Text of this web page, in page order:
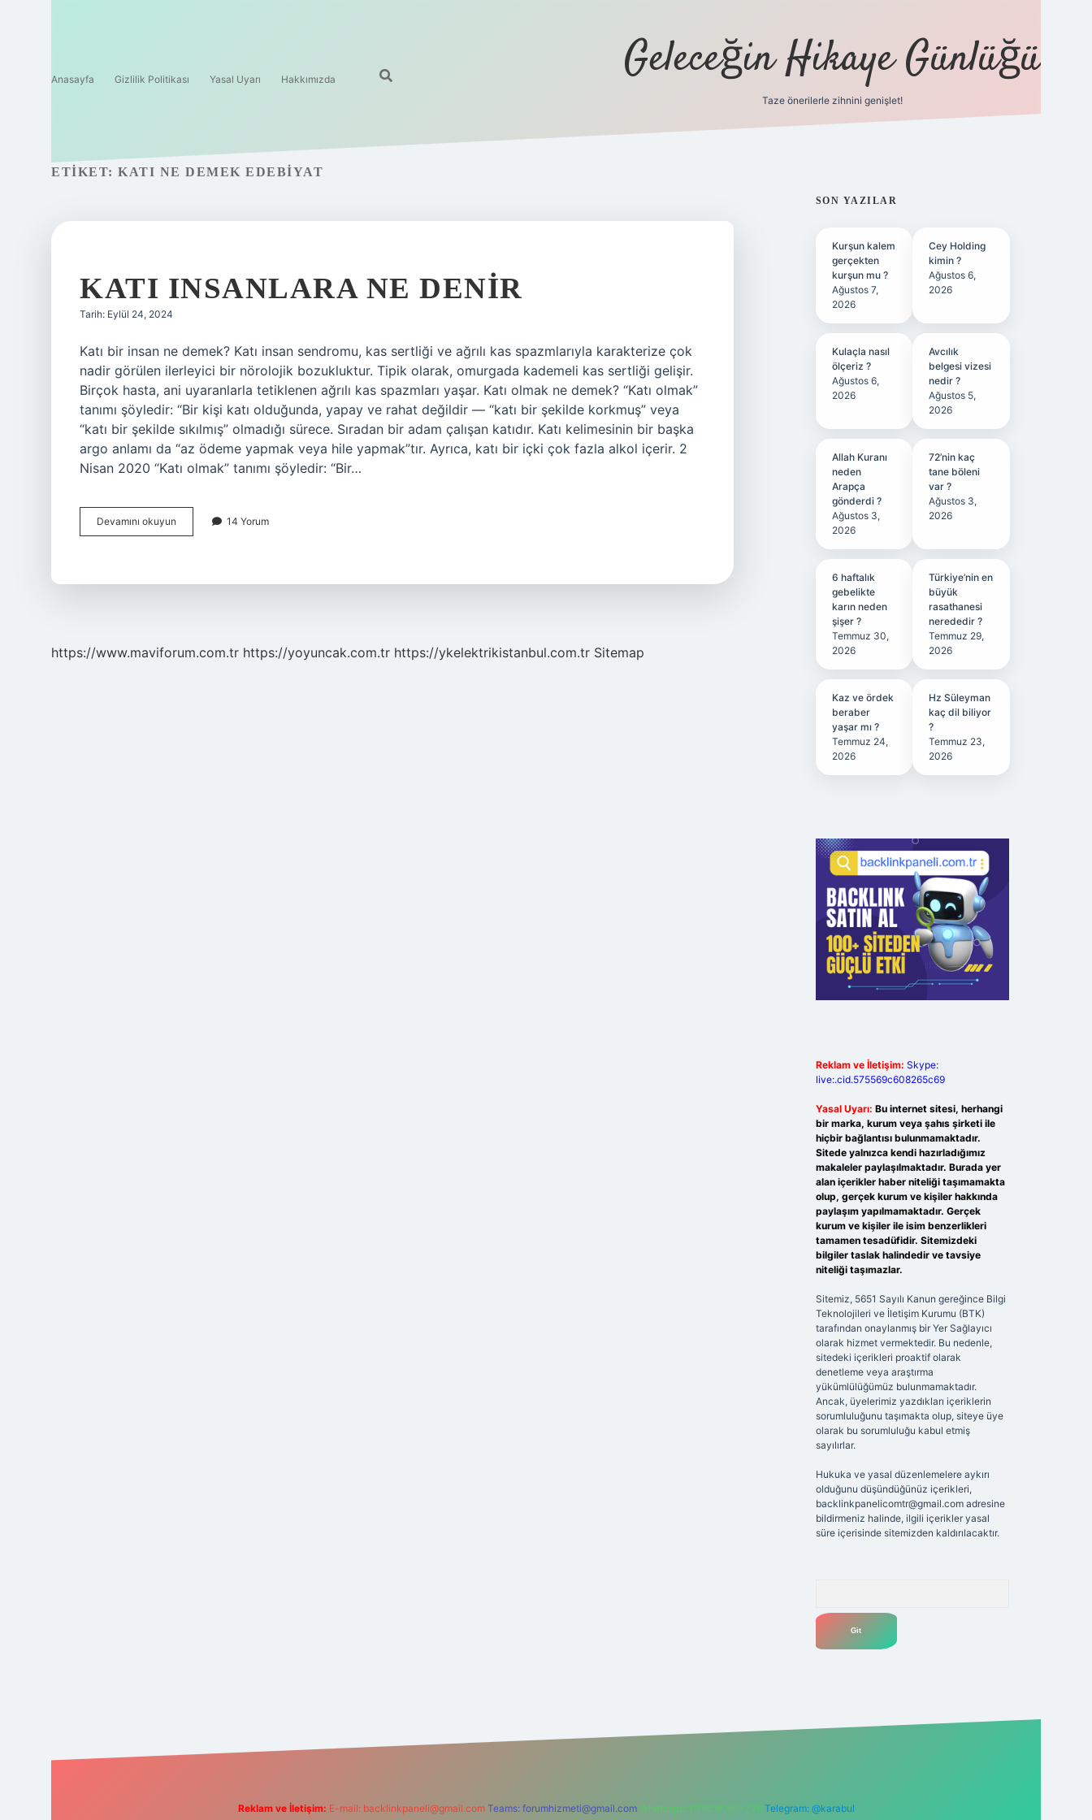
Anasayfa Gizlilik Politikası Yasal Uyarı Hakkımızda Geleceğin Hikaye Günlüğü
Taze önerilerle zihnini genişlet!
ETIKET: KATI NE DEMEK EDEBIYAT
KATI INSANLARA NE DENIR
Tarih: Eylül 24, 2024
Katı bir insan ne demek? Katı insan sendromu, kas sertliği ve ağrılı kas spazmlarıyla karakterize çok
nadir görülen ilerleyici bir nörolojik bozukluktur. Tipik olarak, omurgada kademeli kas sertliği gelişir.
Birçok hasta, ani uyaranlarla tetiklenen ağrılı kas spazmları yaşar. Katı olmak ne demek? “Katı olmak”
tanımı şöyledir: “Bir kişi katı olduğunda, yapay ve rahat değildir — “katı bir şekilde korkmuş” veya
“katı bir şekilde sıkılmış” olmadığı sürece. Sıradan bir adam çalışan katıdır. Katı kelimesinin bir başka
argo anlamı da “az ödeme yapmak veya hile yapmak”tır. Ayrıca, katı bir içki çok fazla alkol içerir. 2
Nisan 2020 “Katı olmak” tanımı şöyledir: “Bir…
Devamını okuyun
Insanlara
14 Yorum
https://www.maviforum.com.tr https://yoyuncak.com.tr https://ykelektrikistanbul.com.tr Sitemap
SIDEBAR
SON YAZILAR
Kurşun kalem
gerçekten
kurşun mu ?
Ağustos 7,
2026
Cey Holding
kimin ?
Ağustos 6,
2026
Kulaçla nasıl
ölçeriz ?
Ağustos 6,
2026
Avcılık
belgesi vizesi
nedir ?
Ağustos 5,
2026
Allah Kuranı
neden
Arapça
gönderdi ?
Ağustos 3,
2026
72’nin kaç
tane böleni
var ?
Ağustos 3,
2026
6 haftalık
gebelikte
karın neden
şişer ?
Temmuz 30,
2026
Türkiye’nin en
büyük
rasathanesi
nerededir ?
Temmuz 29,
2026
Kaz ve ördek
beraber
yaşar mı ?
Temmuz 24,
2026
Hz Süleyman
kaç dil biliyor
?
Temmuz 23,
2026
Reklam ve İletişim: Skype:
live:.cid.575569c608265c69
Yasal Uyarı: Bu internet sitesi, herhangi
bir marka, kurum veya şahıs şirketi ile
hiçbir bağlantısı bulunmamaktadır.
Sitede yalnızca kendi hazırladığımız
makaleler paylaşılmaktadır. Burada yer
alan içerikler haber niteliği taşımamakta
olup, gerçek kurum ve kişiler hakkında
paylaşım yapılmamaktadır. Gerçek
kurum ve kişiler ile isim benzerlikleri
tamamen tesadüfidir. Sitemizdeki
bilgiler taslak halindedir ve tavsiye
niteliği taşımazlar.
Sitemiz, 5651 Sayılı Kanun gereğince Bilgi
Teknolojileri ve İletişim Kurumu (BTK)
tarafından onaylanmış bir Yer Sağlayıcı
olarak hizmet vermektedir. Bu nedenle,
sitedeki içerikleri proaktif olarak
denetleme veya araştırma
yükümlülüğümüz bulunmamaktadır.
Ancak, üyelerimiz yazdıkları içeriklerin
sorumluluğunu taşımakta olup, siteye üye
olarak bu sorumluluğu kabul etmiş
sayılırlar.
Hukuka ve yasal düzenlemelere aykırı
olduğunu düşündüğünüz içerikleri,
backlinkpanelicomtr@gmail.comadresine
bildirmeniz halinde, ilgili içerikler yasal
süre içerisinde sitemizden kaldırılacaktır.
Reklam ve İletişim: E-mail: backlinkpaneli@gmail.com Teams: forumhizmeti@gmail.com Whatsapp: 0262 606 0 726 Telegram: @karabul